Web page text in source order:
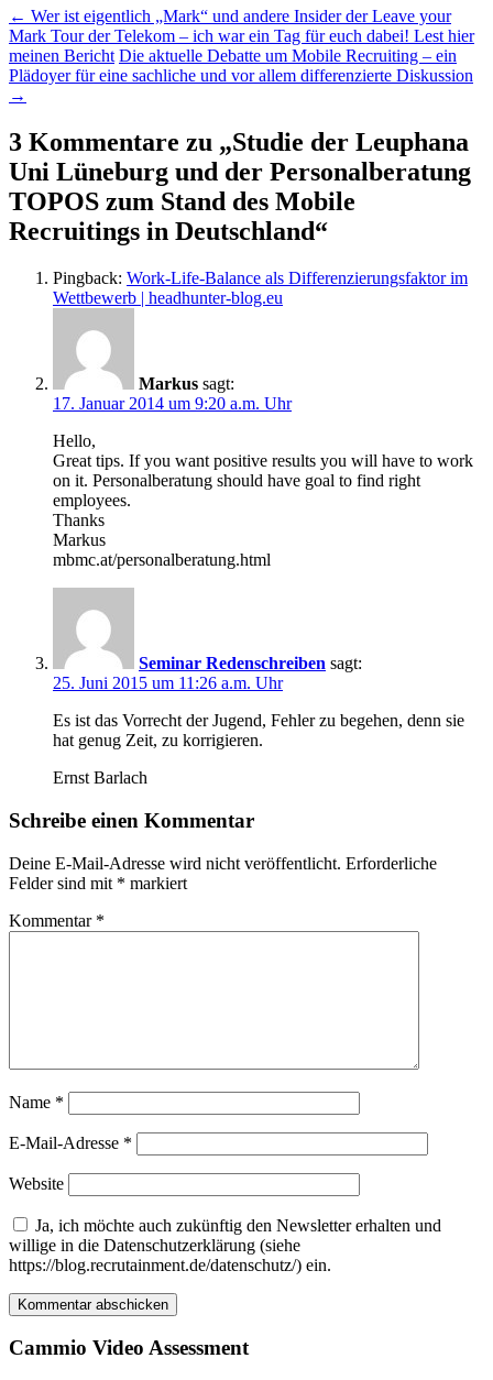
Beitragsnavigation
← Wer ist eigentlich „Mark“ und andere Insider der Leave your
Mark Tour der Telekom – ich war ein Tag für euch dabei! Lest hier
meinen Bericht Die aktuelle Debatte um Mobile Recruiting – ein
Plädoyer für eine sachliche und vor allem differenzierte Diskussion
→
3 Kommentare zu „Studie der Leuphana
Uni Lüneburg und der Personalberatung
TOPOS zum Stand des Mobile
Recruitings in Deutschland“
Pingback: Work-Life-Balance als Differenzierungsfaktor im
Wettbewerb | headhunter-blog.eu
Markus sagt:
17. Januar 2014 um 9:20 a.m. Uhr
Hello,
Great tips. If you want positive results you will have to work
on it. Personalberatung should have goal to find right
employees.
Thanks
Markus
mbmc.at/personalberatung.html
Seminar Redenschreiben sagt:
25. Juni 2015 um 11:26 a.m. Uhr
Es ist das Vorrecht der Jugend, Fehler zu begehen, denn sie
hat genug Zeit, zu korrigieren.
Ernst Barlach
Schreibe einen Kommentar
Deine E-Mail-Adresse wird nicht veröffentlicht. Erforderliche
Felder sind mit * markiert
Kommentar *
Name *
E-Mail-Adresse *
Website
Ja, ich möchte auch zukünftig den Newsletter erhalten und
willige in die Datenschutzerklärung (siehe
https://blog.recrutainment.de/datenschutz/) ein.
Cammio Video Assessment